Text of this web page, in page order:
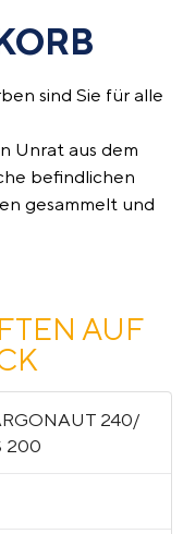
sind Sie für alle
Unrat aus dem
befindlichen
gesammelt und
AUF
240/
200